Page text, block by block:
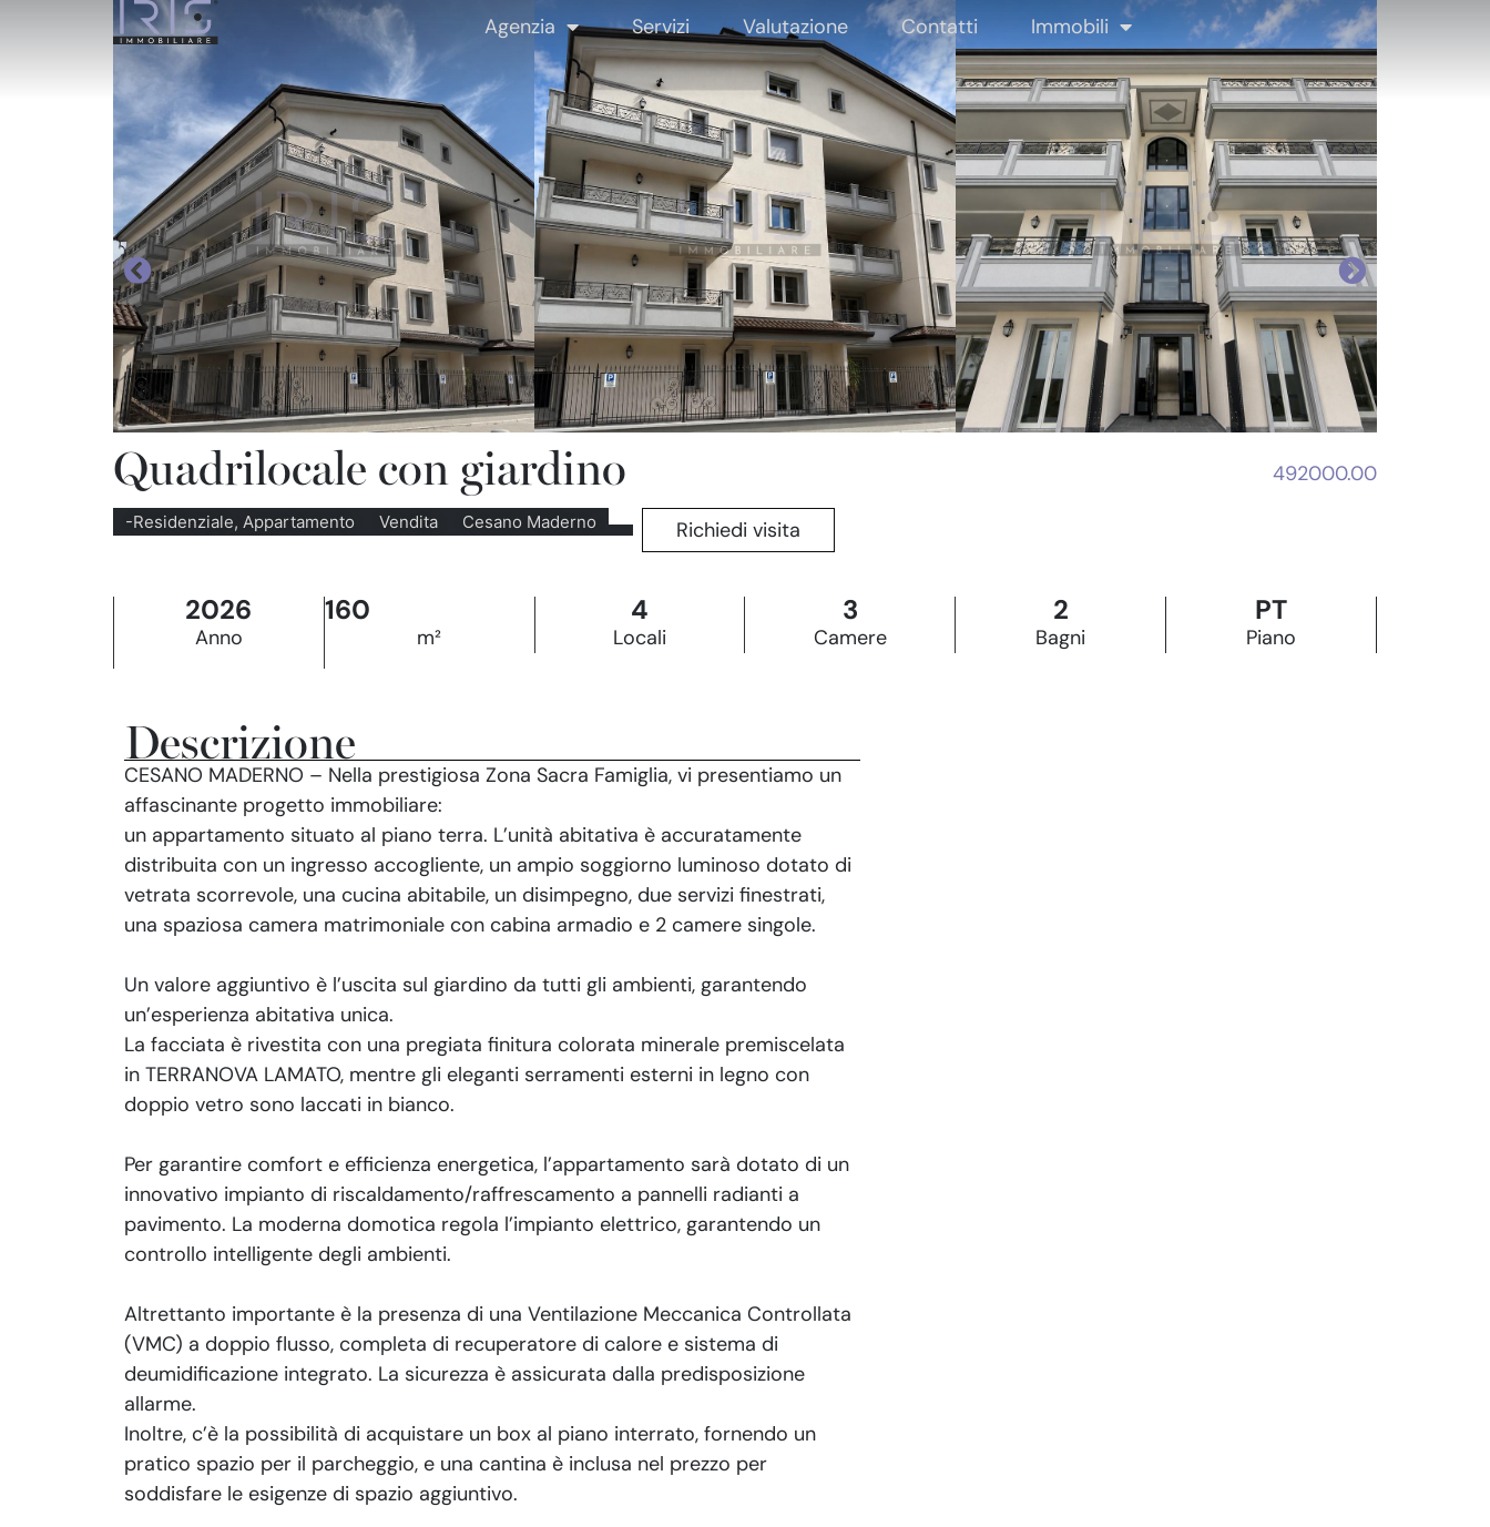
Agenzia Servizi Valutazione Contatti Immobili
Quadrilocale con giardino 492000.00
-Residenziale, Appartamento Vendita Cesano Maderno Richiedi visita
2026
Anno
160
m²
4
Locali
3
Camere
2
Bagni
PT
Piano
Descrizione
CESANO MADERNO – Nella prestigiosa Zona Sacra Famiglia, vi presentiamo un
affascinante progetto immobiliare:
un appartamento situato al piano terra. L’unità abitativa è accuratamente
distribuita con un ingresso accogliente, un ampio soggiorno luminoso dotato di
vetrata scorrevole, una cucina abitabile, un disimpegno, due servizi finestrati,
una spaziosa camera matrimoniale con cabina armadio e 2 camere singole.
Un valore aggiuntivo è l’uscita sul giardino da tutti gli ambienti, garantendo
un’esperienza abitativa unica.
La facciata è rivestita con una pregiata finitura colorata minerale premiscelata
in TERRANOVA LAMATO, mentre gli eleganti serramenti esterni in legno con
doppio vetro sono laccati in bianco.
Per garantire comfort e efficienza energetica, l’appartamento sarà dotato di un
innovativo impianto di riscaldamento/raffrescamento a pannelli radianti a
pavimento. La moderna domotica regola l’impianto elettrico, garantendo un
controllo intelligente degli ambienti.
Altrettanto importante è la presenza di una Ventilazione Meccanica Controllata
(VMC) a doppio flusso, completa di recuperatore di calore e sistema di
deumidificazione integrato. La sicurezza è assicurata dalla predisposizione
allarme.
Inoltre, c’è la possibilità di acquistare un box al piano interrato, fornendo un
pratico spazio per il parcheggio, e una cantina è inclusa nel prezzo per
soddisfare le esigenze di spazio aggiuntivo.